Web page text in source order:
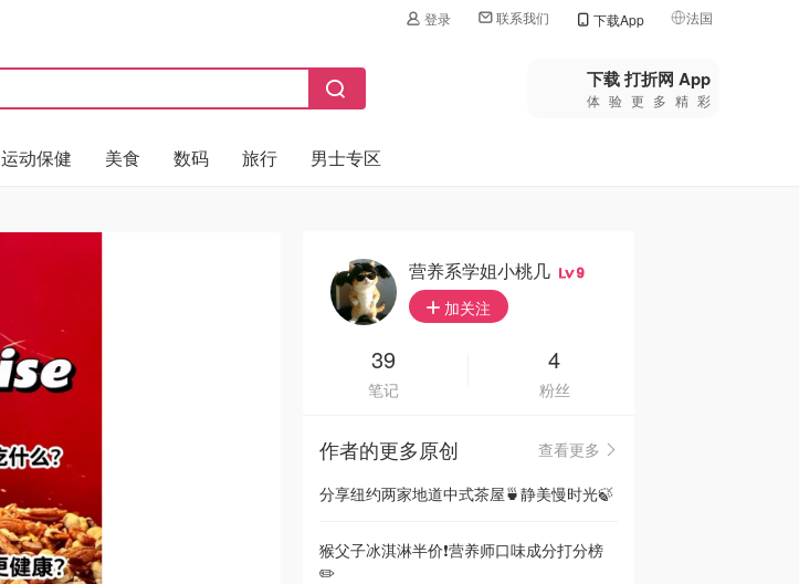
登录 联系我们 下载App 法国
🇺🇸美国
🇨🇳中国
🇩🇪
🇦🇺
🇳🇿新西兰
下载 打折网 App
体验更多精彩
运动保健 美食 数码 旅行 男士专区
营养系学姐小桃几 9
加关注
39
笔记
4
粉丝
作者的更多原创
查看更多
分享纽约两家地道中式茶屋🍵静美慢时光🍃
猴父子冰淇淋半价❗️营养师口味成分打分榜
✏️